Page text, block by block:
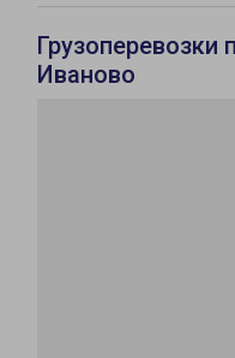
Грузоперевозки
Иваново